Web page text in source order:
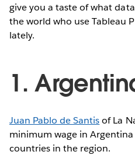
give you a taste of what
the world who use Tableau
lately.
1.
Juan Pablo de Santisof La
minimum wage in
countries in the region.